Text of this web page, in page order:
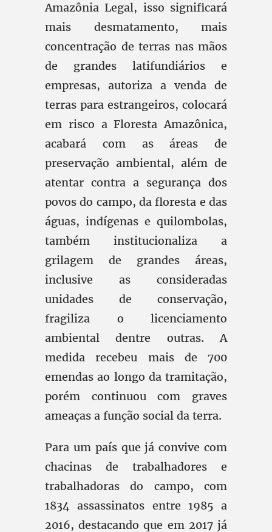
Amazônia Legal, isso significará
mais desmatamento, mais
concentração de terras nas mãos
de grandes latifundiários e
empresas, autoriza a venda de
terras para estrangeiros, colocará
em risco a Floresta Amazônica,
acabará com as áreas de
preservação ambiental, além de
atentar contra a segurança dos
povos do campo, da floresta e das
águas, indígenas e quilombolas,
também institucionaliza a
grilagem de grandes áreas,
inclusive as consideradas
unidades de conservação,
fragiliza o licenciamento
ambiental dentre outras. A
medida recebeu mais de 700
emendas ao longo da tramitação,
porém continuou com graves
ameaças a função social da terra.
Para um país que já convive com
chacinas de trabalhadores e
trabalhadoras do campo, com
1834 assassinatos entre 1985 a
2016, destacando que em 2017 já